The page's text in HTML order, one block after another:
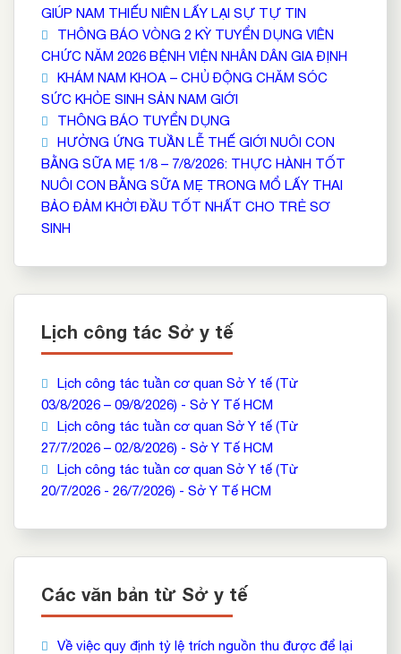
GIÚP NAM THIẾU NIÊN LẤY LẠI SỰ TỰ TIN
THÔNG BÁO VÒNG 2 KỲ TUYỂN DỤNG VIÊN
CHỨC NĂM 2026 BỆNH VIỆN NHÂN DÂN GIA ĐỊNH
KHÁM NAM KHOA – CHỦ ĐỘNG CHĂM SÓC
SỨC KHỎE SINH SẢN NAM GIỚI
THÔNG BÁO TUYỂN DỤNG
HƯỞNG ỨNG TUẦN LỄ THẾ GIỚI NUÔI CON
BẰNG SỮA MẸ 1/8 – 7/8/2026: THỰC HÀNH TỐT
NUÔI CON BẰNG SỮA MẸ TRONG MỔ LẤY THAI
BẢO ĐẢM KHỞI ĐẦU TỐT NHẤT CHO TRẺ SƠ
SINH
Lịch công tác Sở y tế
Lịch công tác tuần cơ quan Sở Y tế (Từ
03/8/2026 – 09/8/2026) - Sở Y Tế HCM
Lịch công tác tuần cơ quan Sở Y tế (Từ
27/7/2026 – 02/8/2026) - Sở Y Tế HCM
Lịch công tác tuần cơ quan Sở Y tế (Từ
20/7/2026 - 26/7/2026) - Sở Y Tế HCM
Các văn bản từ Sở y tế
Về việc quy định tỷ lệ trích nguồn thu được để lại